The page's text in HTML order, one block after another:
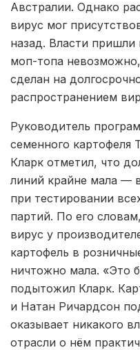
Австралии. Однако
вирус мог
назад. Власти
моп-топа
сделан на
распространением
Руководитель
семенного картофеля
Кларк отметил, что
линий крайне мала —
при тестировании
партий. По его
вирус у
картофель в
ничтожно мала. «Это
подытожил Кларк.
и Натан Ричардсон
оказывает никакого
отрасли о нём